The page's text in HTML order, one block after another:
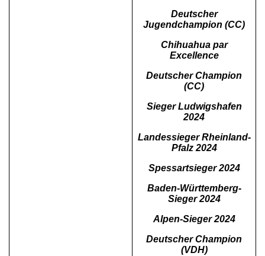
Deutscher
Jugendchampion (CC)
Chihuahua par
Excellence
Deutscher Champion
(CC)
Sieger Ludwigshafen
2024
Landessieger Rheinland-
Pfalz 2024
Spessartsieger 2024
Baden-Württemberg-
Sieger 2024
Alpen-Sieger 2024
Deutscher Champion
(VDH)